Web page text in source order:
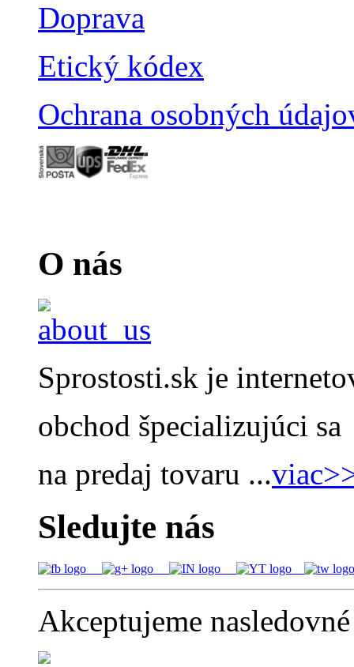
Doprava
Etický kódex
Ochrana osobných
O nás
Sprostosti.sk je
obchod špecializujúci sa
na predaj tovaru ...
Sledujte nás
Akceptujeme